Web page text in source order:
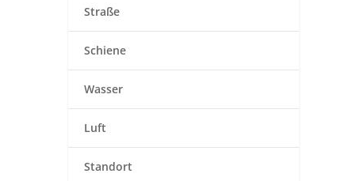
Straße
Schiene
Wasser
Luft
Standort